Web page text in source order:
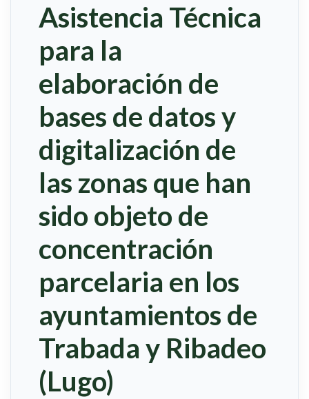
Asistencia Técnica
para la
elaboración de
bases de datos y
digitalización de
las zonas que han
sido objeto de
concentración
parcelaria en los
ayuntamientos de
Trabada y Ribadeo
(Lugo)